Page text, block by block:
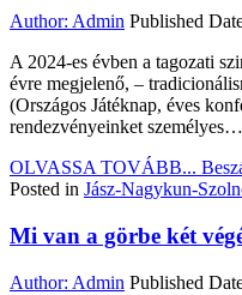
Author: Admin Published
A 2024-es évben a tagozati
évre megjelenő, –
(Országos Játéknap, éves
rendezvényeinket személyes…
OLVASSA TOVÁBB...
Posted in Jász-Nagykun-
Mi van a görbe két
Author: Admin Published